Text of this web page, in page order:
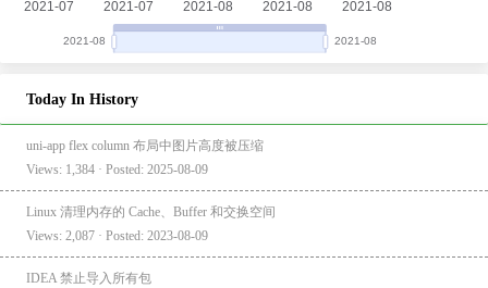
Today In History
uni-app flex column 布局中图片高度被压缩
Views: 1,384 · Posted: 2025-08-09
Linux 清理内存的 Cache、Buffer 和交换空间
Views: 2,087 · Posted: 2023-08-09
IDEA 禁止导入所有包